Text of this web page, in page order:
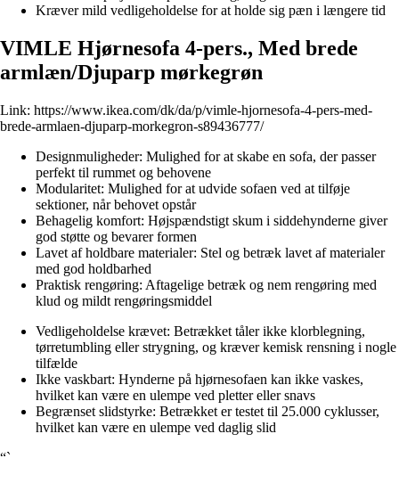
Kræver mild vedligeholdelse for at holde sig pæn i længere tid
VIMLE Hjørnesofa 4-pers., Med brede
armlæn/Djuparp mørkegrøn
Link: https://www.ikea.com/dk/da/p/vimle-hjornesofa-4-pers-med-
brede-armlaen-djuparp-morkegron-s89436777/
Designmuligheder: Mulighed for at skabe en sofa, der passer
perfekt til rummet og behovene
Modularitet: Mulighed for at udvide sofaen ved at tilføje
sektioner, når behovet opstår
Behagelig komfort: Højspændstigt skum i siddehynderne giver
god støtte og bevarer formen
Lavet af holdbare materialer: Stel og betræk lavet af materialer
med god holdbarhed
Praktisk rengøring: Aftagelige betræk og nem rengøring med
klud og mildt rengøringsmiddel
Vedligeholdelse krævet: Betrækket tåler ikke klorblegning,
tørretumbling eller strygning, og kræver kemisk rensning i nogle
tilfælde
Ikke vaskbart: Hynderne på hjørnesofaen kan ikke vaskes,
hvilket kan være en ulempe ved pletter eller snavs
Begrænset slidstyrke: Betrækket er testet til 25.000 cyklusser,
hvilket kan være en ulempe ved daglig slid
“`